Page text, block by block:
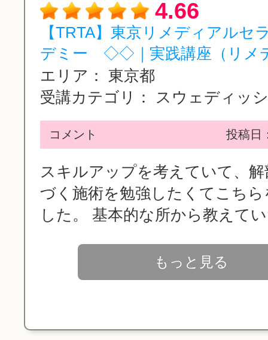
4.66
【TRTA】東京リメディアルセ
デミー ◇◇｜実践講座（リメ
エリア：
東京都
受講カテゴリ：
スウェディッ
コメント 投稿日
スキルアップを考えていて、
づく施術を勉強したくてこち
した。 基本的な所から教えて
もっと見る